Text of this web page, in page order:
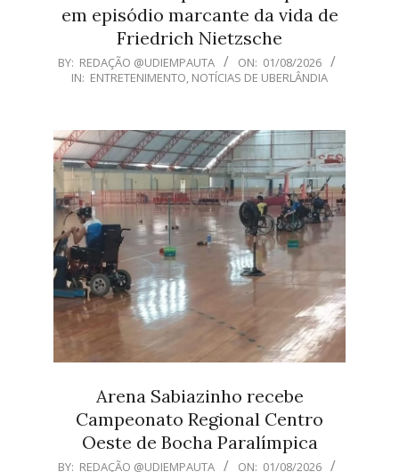
em episódio marcante da vida de
Friedrich Nietzsche
2026-
08-
BY: REDAÇÃO @UDIEMPAUTA ON: 01/08/2026
IN: ENTRETENIMENTO, NOTÍCIAS DE UBERLÂNDIA
Arena Sabiazinho recebe
Campeonato Regional Centro
Oeste de Bocha Paralímpica
2026-
BY: REDAÇÃO @UDIEMPAUTA ON: 01/08/2026